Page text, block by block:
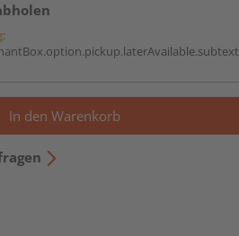
In den Warenkorb